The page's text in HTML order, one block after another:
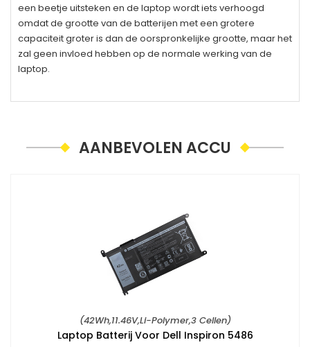
een beetje uitsteken en de laptop wordt iets verhoogd
omdat de grootte van de batterijen met een grotere
capaciteit groter is dan de oorspronkelijke grootte, maar het
zal geen invloed hebben op de normale werking van de
laptop.
AANBEVOLEN ACCU
(42Wh,11.46V,Li-Polymer,3 Cellen)
Laptop Batterij Voor Dell Inspiron 5486